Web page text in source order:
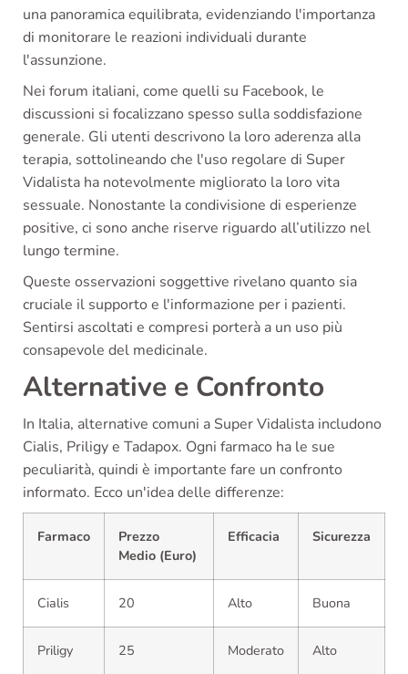
una panoramica equilibrata, evidenziando l'importanza
di monitorare le reazioni individuali durante
l'assunzione.
Nei forum italiani, come quelli su Facebook, le
discussioni si focalizzano spesso sulla soddisfazione
generale. Gli utenti descrivono la loro aderenza alla
terapia, sottolineando che l'uso regolare di Super
Vidalista ha notevolmente migliorato la loro vita
sessuale. Nonostante la condivisione di esperienze
positive, ci sono anche riserve riguardo all’utilizzo nel
lungo termine.
Queste osservazioni soggettive rivelano quanto sia
cruciale il supporto e l'informazione per i pazienti.
Sentirsi ascoltati e compresi porterà a un uso più
consapevole del medicinale.
Alternative e Confronto
In Italia, alternative comuni a Super Vidalista includono
Cialis, Priligy e Tadapox. Ogni farmaco ha le sue
peculiarità, quindi è importante fare un confronto
informato. Ecco un'idea delle differenze:
Farmaco
Prezzo
Medio (Euro)
Efficacia Sicurezza
Cialis 20 Alto Buona
Priligy 25 Moderato Alto